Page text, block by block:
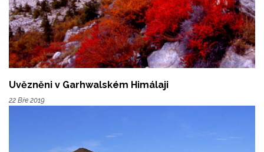
Uvězněni v Garhwalském Himálaji
22 Bře 2019